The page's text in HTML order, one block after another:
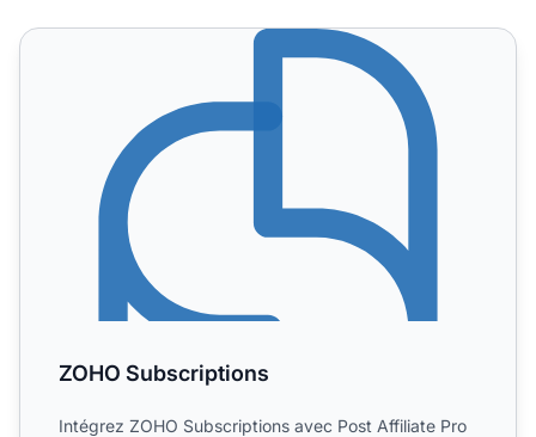
ZOHO Subscriptions
ZOHO Subscriptions
Intégrez ZOHO Subscriptions avec Post Affiliate Pro